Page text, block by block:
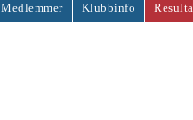
Medlemmer Klubbinfo